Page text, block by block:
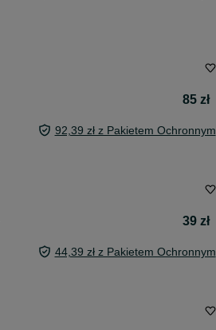
85 zł
92,39 zł z Pakietem Ochronnym
39 zł
44,39 zł z Pakietem Ochronnym